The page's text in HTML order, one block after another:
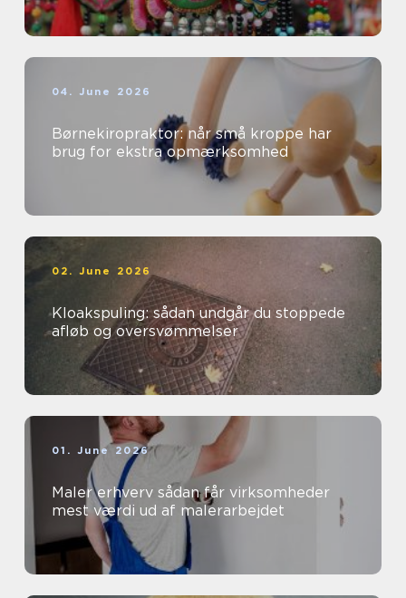
04. June 2026
Børnekiropraktor: når små kroppe har
brug for ekstra opmærksomhed
02. June 2026
Kloakspuling: sådan undgår du stoppede
afløb og oversvømmelser
01. June 2026
Maler erhverv sådan får virksomheder
mest værdi ud af malerarbejdet